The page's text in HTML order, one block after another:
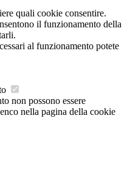
quali cookie consentire.
il funzionamento della
al funzionamento potete
non possono essere
nella pagina della cookie